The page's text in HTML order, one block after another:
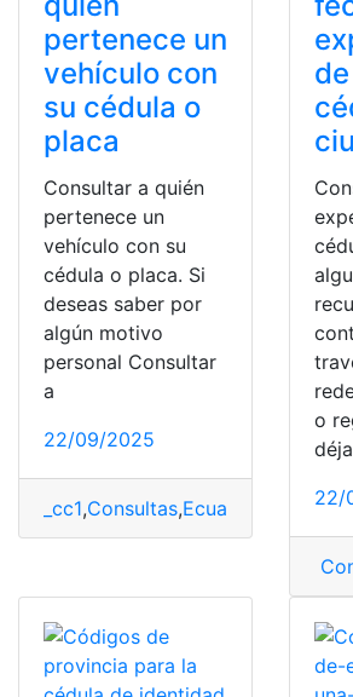
pertenece un
vehículo con
su cédula o
placa
Consultar a quién
pertenece un
vehículo con su
cédula o placa. Si
deseas saber por
algún motivo
personal Consultar
a
22/09/2025
_cc1,Consultas,Ecuador Vehículo
o
22/